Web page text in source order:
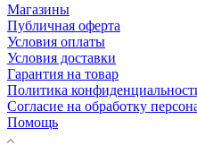
Магазины
Публичная оферта
Условия оплаты
Условия доставки
Гарантия на товар
Политика
Согласие на обработку
Помощь